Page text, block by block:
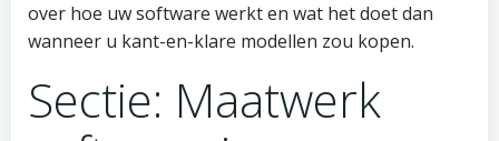
over hoe uw software werkt en wat het doet dan
wanneer u kant-en-klare modellen zou kopen.
Sectie: Maatwerk